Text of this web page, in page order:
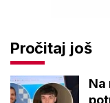
Pročitaj još
Na